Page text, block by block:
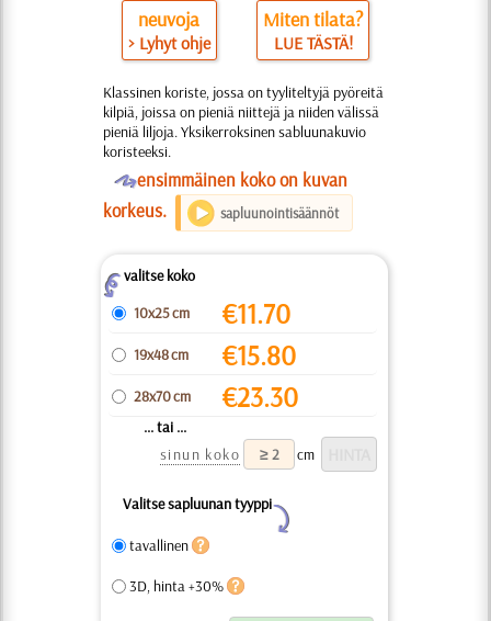
neuvoja
> Lyhyt ohje
Miten tilata?
LUE TÄSTÄ!
Klassinen koriste, jossa on tyyliteltyjä pyöreitä
kilpiä, joissa on pieniä niittejä ja niiden välissä
pieniä liljoja. Yksikerroksinen sabluunakuvio
koristeeksi.
Oensimmäinen koko on kuvan
korkeus.
sapluunointisäännöt
Zvalitse koko
10x25 cm
€11.70
19x48 cm €15.80
28x70 cm €23.30
... tai ...
sinun koko
cm
Valitse sapluunan tyyppi
Y
tavallinen
3D, hinta +30%